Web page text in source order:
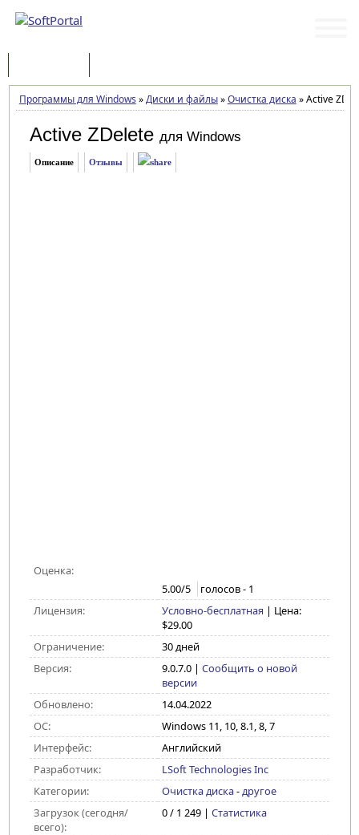
Программы для Windows »Диски и файлы»Очистка диска »Active
Active ZDelete для Windows
Описание Отзывы
Оценка:
5.00/5 голосов - 1
Лицензия:
Условно-бесплатная | Цена:
$29.00
Ограничение:
30 дней
Версия:
9.0.7.0| Сообщить о новой
версии
Обновлено:
14.04.2022
ОС:
Windows 11, 10, 8.1, 8, 7
Интерфейс:
Английский
Разработчик:
LSoft Technologies Inc
Категории:
Очистка диска-другое
Загрузок (сегодня/
всего):
0 / 1 249 | Статистика